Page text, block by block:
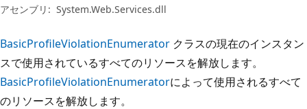
アセンブリ: System.Web.Services.dll
BasicProfileViolationEnumerator クラスの現在のインスタン
スで使用されているすべてのリソースを解放します。
BasicProfileViolationEnumeratorによって使用されるすべて
のリソースを解放します。